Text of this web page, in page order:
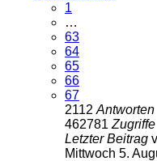
1
…
63
64
65
66
67
2112 Antworten
462781 Zugriffe
Letzter Beitrag
Mittwoch 5.